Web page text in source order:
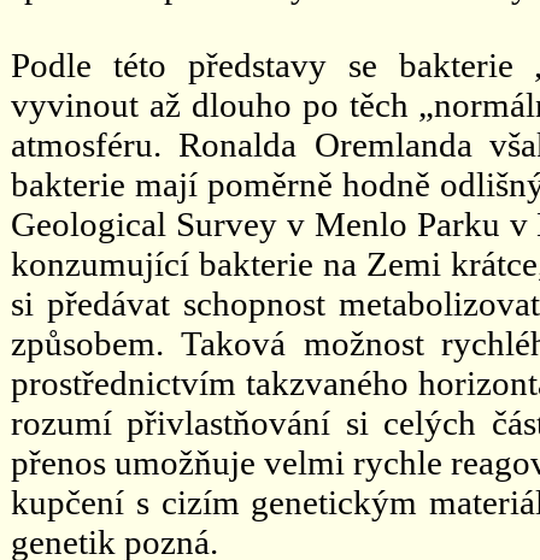
Podle této představy se
vyvinout až dlouho po těch
atmosféru. Ronalda Oremlanda
bakterie mají poměrně hodně
Geological Survey v Menlo Parku
konzumující bakterie na Zemi
si předávat schopnost
způsobem. Taková možnost
prostřednictvím takzvaného
rozumí přivlastňování si celých
přenos umožňuje velmi rychle
kupčení s cizím genetickým
genetik pozná.